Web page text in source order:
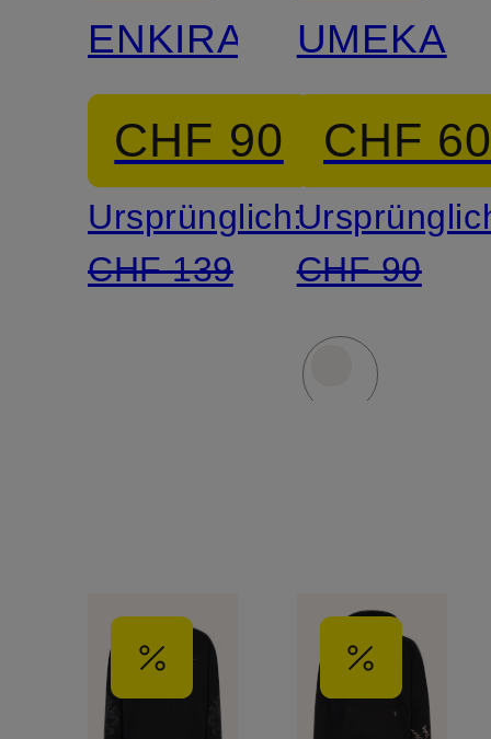
ENKIRA
CHF 90
Ursprünglich:
CHF 139
UMEKA
CHF
CHF 90